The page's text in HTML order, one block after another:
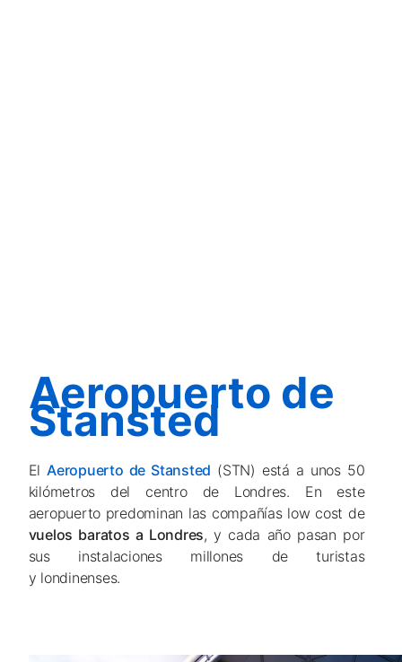
Aeropuerto de
Stansted
ElAeropuerto de Stansted (STN) está a unos 50
kilómetros del centro de Londres. En este
aeropuerto predominan las compañías low cost de
vuelos baratos a Londres, y cada año pasan por
sus instalaciones millones de turistas
y londinenses.